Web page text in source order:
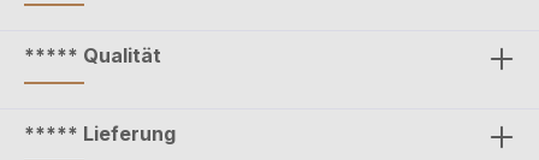
***** Qualität
***** Lieferung